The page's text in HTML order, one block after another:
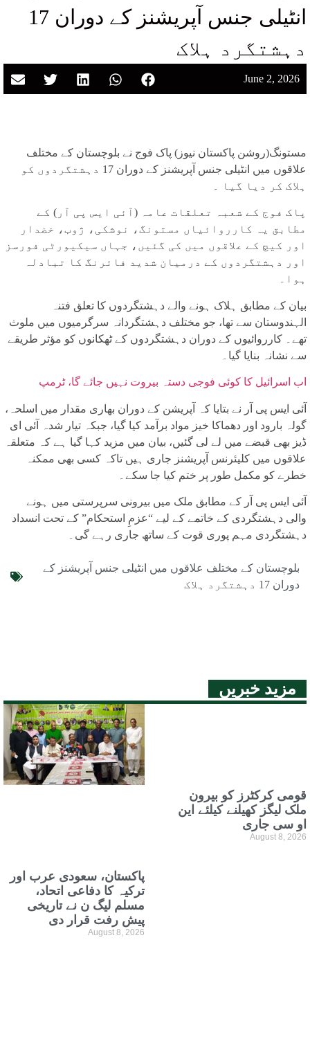
انٹیلی جنس آپریشنز کے دوران 17
دہشتگرد ہلاک
June 2, 2026
مستونگ(روشن پاکستان نیوز) پاک فوج نے بلوچستان کے مختلف
علاقوں میں انٹیلی جنس آپریشنز کے دوران 17 دہشتگردوں کو
ہلاک کر دیا گیا ۔
پاک فوج کے شعبہ تعلقات عامہ (آئی ایس پی آر) کے
مطابق یہ کارروائیاں مستونگ، نوشکی، ژوب، خضدار
اور کیچ کے علاقوں میں کی گئیں، جہاں سیکیورٹی فورسز
اور دہشتگردوں کے درمیان شدید فائرنگ کا تبادلہ
ہوا۔
بیان کے مطابق ہلاک ہونے والے دہشتگردوں کا تعلق فتنہ
الہندوستان سے تھا، جو مختلف دہشتگردانہ سرگرمیوں میں ملوث
تھے۔ کارروائیوں کے دوران دہشتگردوں کے ٹھکانوں کو مؤثر طریقے
سے نشانہ بنایا گیا۔
اب اسرائیل کا کوئی فوجی دستہ بیروت نہیں جائے گا، ٹرمپ
آئی ایس پی آر نے بتایا کہ آپریشن کے دوران بھاری مقدار میں اسلحہ،
گولہ بارود اور دھماکا خیز مواد برآمد کیا گیا، جبکہ تیار شدہ آئی ای
ڈیز بھی قبضے میں لے لی گئیں، بیان میں مزید کہا گیا ہے کہ متعلقہ
علاقوں میں کلیئرنس آپریشنز جاری ہیں تاکہ کسی بھی ممکنہ
خطرے کو مکمل طور پر ختم کیا جا سکے۔
آئی ایس پی آر کے مطابق ملک میں بیرونی سرپرستی میں ہونے
والی دہشتگردی کے خاتمے کے لیے “عزمِ استحکام” کے تحت انسداد
دہشتگردی مہم پوری قوت کے ساتھ جاری رہے گی۔
بلوچستان کے مختلف علاقوں میں انٹیلی جنس آپریشنز کے
دوران 17 دہشتگرد ہلاک
مزید خبریں
پاکستان، سعودی عرب اور
ترکیہ کا دفاعی اتحاد،
مسلم لیگ ن نے تاریخی
پیش رفت قرار دی
August 8, 2026
قومی کرکٹرز کو بیرون
ملک لیگز کھیلنے کیلئے این
او سی جاری
August 8, 2026